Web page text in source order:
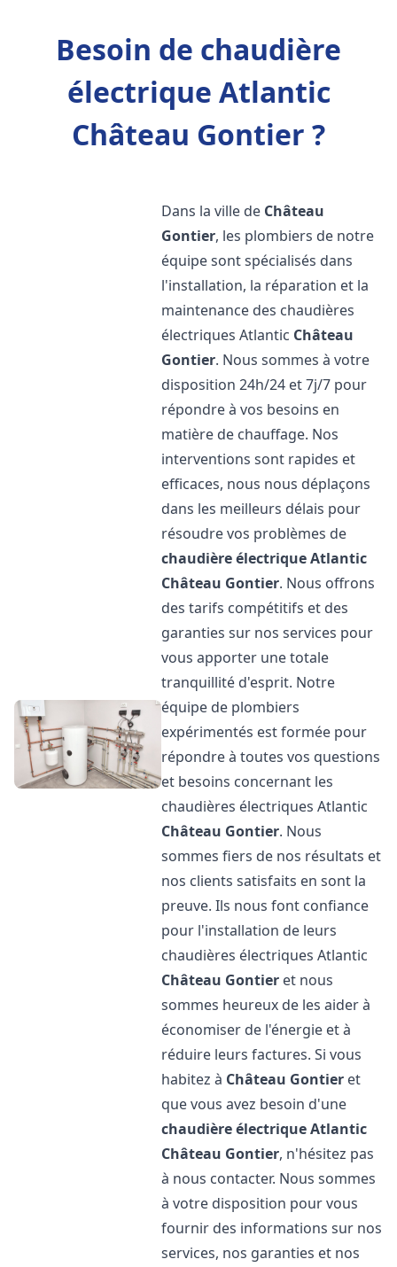
Besoin de chaudière
électrique Atlantic
Château Gontier ?
Dans la ville de Château
Gontier, les plombiers de notre
équipe sont spécialisés dans
l'installation, la réparation et la
maintenance des chaudières
électriques Atlantic Château
Gontier. Nous sommes à votre
disposition 24h/24 et 7j/7 pour
répondre à vos besoins en
matière de chauffage. Nos
interventions sont rapides et
efficaces, nous nous déplaçons
dans les meilleurs délais pour
résoudre vos problèmes de
chaudière électrique Atlantic
Château Gontier. Nous offrons
des tarifs compétitifs et des
garanties sur nos services pour
vous apporter une totale
tranquillité d'esprit. Notre
équipe de plombiers
expérimentés est formée pour
répondre à toutes vos questions
et besoins concernant les
chaudières électriques Atlantic
Château Gontier. Nous
sommes fiers de nos résultats et
nos clients satisfaits en sont la
preuve. Ils nous font confiance
pour l'installation de leurs
chaudières électriques Atlantic
Château Gontier et nous
sommes heureux de les aider à
économiser de l'énergie et à
réduire leurs factures. Si vous
habitez à Château Gontier et
que vous avez besoin d'une
chaudière électrique Atlantic
Château Gontier, n'hésitez pas
à nous contacter. Nous sommes
à votre disposition pour vous
fournir des informations sur nos
services, nos garanties et nos